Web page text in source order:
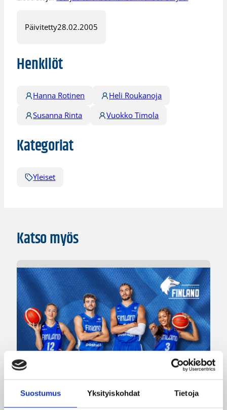
Suostumus Yksityiskohdat Tietoja
Päivitetty28.02.2005
Henkilöt
Hanna Rotinen
Heli Roukanoja
Susanna Rinta
Vuokko Timola
Kategoriat
Yleiset
Katso myös
Maajoukkueet 06.08.2026 10:14